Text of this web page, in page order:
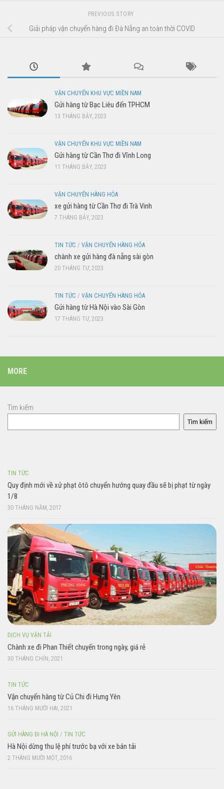
PREVIOUS STORY
Giải pháp vận chuyển hàng đi Đà Nẵng an toàn thời COVID
VẬN CHUYỂN KHU VỰC MIỀN NAM
Gửi hàng từ Bạc Liêu đến TPHCM
13 THÁNG BẢY, 2023
VẬN CHUYỂN KHU VỰC MIỀN NAM
Gửi hàng từ Cần Thơ đi Vĩnh Long
11 THÁNG BẢY, 2023
VẬN CHUYỂN HÀNG HÓA
xe gửi hàng từ Cần Thơ đi Trà Vinh
7 THÁNG BẢY, 2023
TIN TỨC / VẬN CHUYỂN HÀNG HÓA
chành xe gửi hàng đà nẵng sài gòn
20 THÁNG TƯ, 2023
TIN TỨC / VẬN CHUYỂN HÀNG HÓA
Gửi hàng từ Hà Nội vào Sài Gòn
17 THÁNG TƯ, 2023
MORE
Tìm kiếm
Tìm kiếm
TIN TỨC
Quy định mới về xử phạt ôtô chuyển hướng quay đầu sẽ bị phạt từ ngày
1/8
30 THÁNG NĂM, 2017
DỊCH VỤ VẬN TẢI
Chành xe đi Phan Thiết chuyến trong ngày, giá rẻ
30 THÁNG CHÍN, 2021
TIN TỨC
Vận chuyển hàng từ Củ Chi đi Hưng Yên
16 THÁNG MƯỜI HAI, 2021
GỬI HÀNG ĐI HÀ NỘI / TIN TỨC
Hà Nội dừng thu lệ phí trước bạ với xe bán tải
2 THÁNG MƯỜI MỘT, 2016